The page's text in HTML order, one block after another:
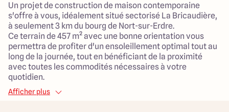
Un projet de construction de maison contemporaine
s'offre à vous, idéalement situé sectorisé La Bricaudière,
à seulement 3 km du bourg de Nort-sur-Erdre.
Ce terrain de 457 m² avec une bonne orientation vous
permettra de profiter d'un ensoleillement optimal tout au
long de la journée, tout en bénéficiant de la proximité
avec toutes les commodités nécessaires à votre
quotidien.
La maison proposée dispose d'une surface habitable de
Afficher plus